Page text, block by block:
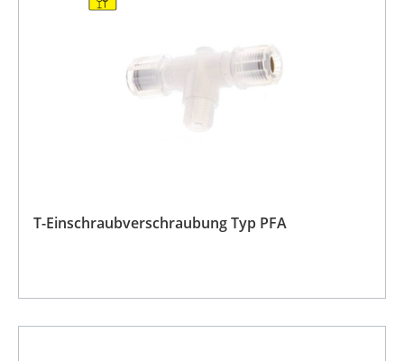
T-Einschraubverschraubung Typ PFA